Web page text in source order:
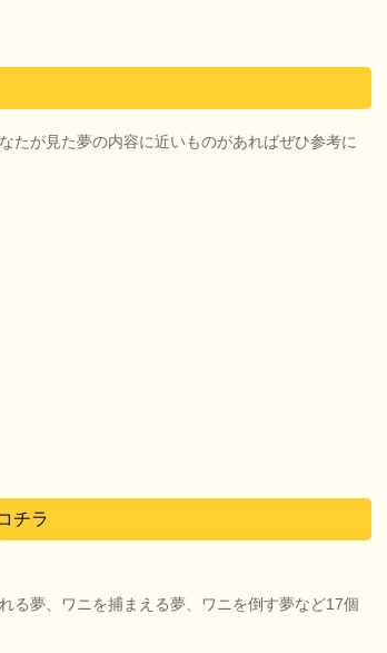
たが見た夢の内容に近いものがあればぜひ参考に
チラ
る夢、ワニを捕まえる夢、ワニを倒す夢など17個